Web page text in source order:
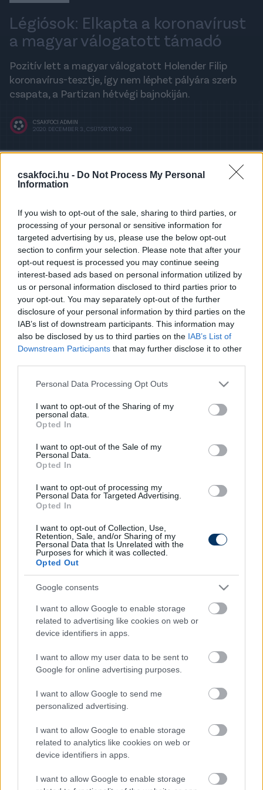
csakfoci.hu - Do Not Process My Personal
Information
If you wish to opt-out of the sale, sharing to third parties, or
processing of your personal or sensitive information for
targeted advertising by us, please use the below opt-out
section to confirm your selection. Please note that after your
opt-out request is processed you may continue seeing
interest-based ads based on personal information utilized by
us or personal information disclosed to third parties prior to
your opt-out. You may separately opt-out of the further
disclosure of your personal information by third parties on the
IAB’s list of downstream participants. This information may
also be disclosed by us to third parties on the IAB’s List of
Downstream Participants that may further disclose it to other
Please note that this website/app uses one or more Google
not limited to your visit or usage behaviour. You may click to
grant or deny consent to Google and its third-party tags to
use your data for below specified purposes in below Google
consent section.
Personal Data Processing Opt Outs
I want to opt-out of the Sharing of my
personal data.
Opted In
I want to opt-out of the Sale of my
Personal Data.
Opted In
I want to opt-out of processing my
Personal Data for Targeted Advertising.
Opted In
I want to opt-out of Collection, Use,
Retention, Sale, and/or Sharing of my
Personal Data that Is Unrelated with the
Purposes for which it was collected.
Opted Out
Google consents
I want to allow Google to enable storage
related to advertising like cookies on web or
device identifiers in apps.
I want to allow my user data to be sent to
Google for online advertising purposes.
I want to allow Google to send me
personalized advertising.
I want to allow Google to enable storage
related to analytics like cookies on web or
device identifiers in apps.
I want to allow Google to enable storage
Légiósok: Elkapta a koronavírust
a magyar válogatott támadó
Pozitív lett a magyar válogatott Holender Filip
koronavírus-tesztje, így nem léphet pályára szerb
csapata, a Partizan hétvégi bajnokiján.
CSAKFOCI ADMIN
2020. DECEMBER 3., CSÜTÖRTÖK 19:02
A legfrissebb hírekért kövess minket a
támadója, Holender Filipis megfertőződött az új
típusú koronavírussal - mindezt a Szerbiai Rádió és
Televízió jelentette be.
Holender múlt vasárnap még pályára lépett, sőt két
gólt lőtt és egy gólpasszt adott a Topolya ellen 4-0-
ra megnyert bajnokin, a pozitív tesztje miatt
azonban csapata hétvégi, Csukaricski elleni
mérkőzését biztosan ki kell hagynia.
Az október elején klubot váltott magyar játékosnak
a 2020/21-es szezonban eddig öt bajnokin három
gól és három gólpassz a mérlege a Partizan
felvonultató bajnokság második helyén áll 35
ponttal.
Itt állíthatod be, hogy a Csakfoci az elsők
Link másolása Email küldés
CÍMKÉK: #MAGYAR FOCI
VÁLOGATOTT
#KORONAVÍRUS
#HOLENDER FILIP
Volvo Xc60 Ford Bronco